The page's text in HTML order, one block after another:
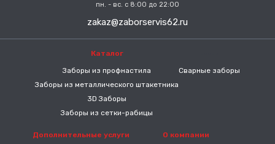
пн. - вс. с 8:00 до 22:00
zakaz@zaborservis62.ru
Каталог
Заборы из профнастила
Заборы из металлического штакетника
3D Заборы
Заборы из сетки-рабицы
Сварные заборы
Дополнительные услуги
О компании